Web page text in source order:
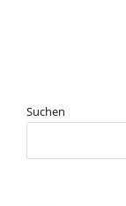
Suchen